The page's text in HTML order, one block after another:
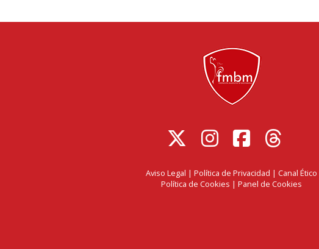
Aviso Legal | Política de Privacidad | Canal Ético
Política de Cookies | Panel de Cookies